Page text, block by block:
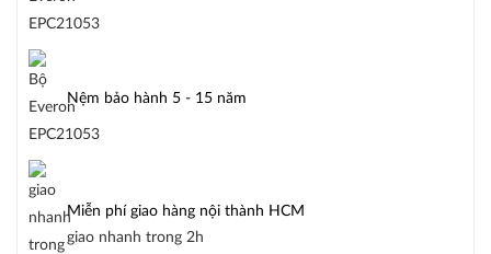
Nệm bảo hành 5 - 15 năm
Miễn phí giao hàng nội thành HCM
giao nhanh trong 2h